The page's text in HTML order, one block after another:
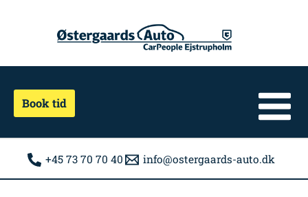
Book tid
+45 73 70 70 40 info@ostergaards-auto.dk